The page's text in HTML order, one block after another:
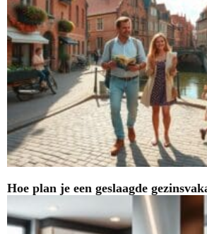
Hoe plan je een geslaagde